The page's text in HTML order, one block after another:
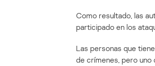
Como resultado, las
participado en los
Las personas que
de crímenes, pero uno